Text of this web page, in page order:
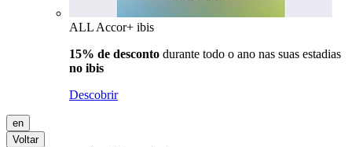
ALL Accor+ ibis
15% de desconto durante todo o ano nas suas estadias
no ibis
Descobrir
en
Voltar